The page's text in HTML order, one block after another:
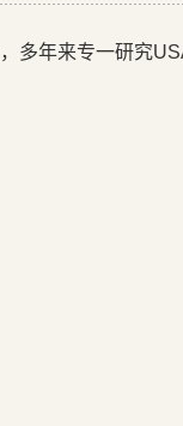
多年来专一研究